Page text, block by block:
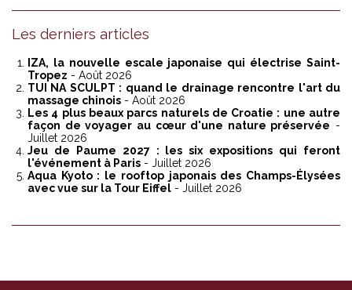
Les derniers articles
IZA, la nouvelle escale japonaise qui électrise Saint-
Tropez - Août 2026
TUI NA SCULPT : quand le drainage rencontre l'art du
massage chinois - Août 2026
Les 4 plus beaux parcs naturels de Croatie : une autre
façon de voyager au cœur d'une nature préservée -
Juillet 2026
Jeu de Paume 2027 : les six expositions qui feront
l'événement à Paris - Juillet 2026
Aqua Kyoto : le rooftop japonais des Champs-Élysées
avec vue sur la Tour Eiffel - Juillet 2026